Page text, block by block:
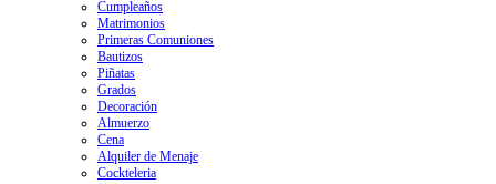
Cumpleaños
Matrimonios
Primeras Comuniones
Bautizos
Piñatas
Grados
Decoración
Almuerzo
Cena
Alquiler de Menaje
Cockteleria